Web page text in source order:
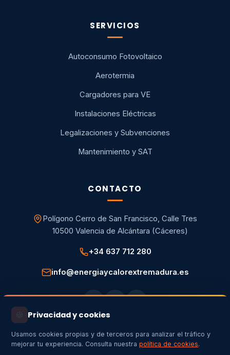
SERVICIOS
Autoconsumo Fotovoltaico
Aerotermia
Cargadores para VE
Instalaciones Eléctricas
Legalizaciones y Subvenciones
Mantenimiento y SAT
CONTACTO
Polígono Cerro de San Francisco, Calle Tres
10500 Valencia de Alcántara (Cáceres)
+34 637 712 280
info@energiaycalorextremadura.es
Aviso legalPolítica de privacidad Política de cookies
🍪 Privacidad y cookies
Usamos cookies propias y de terceros para analizar el tráfico y
mejorar tu experiencia. Consulta nuestrapolítica de cookies.